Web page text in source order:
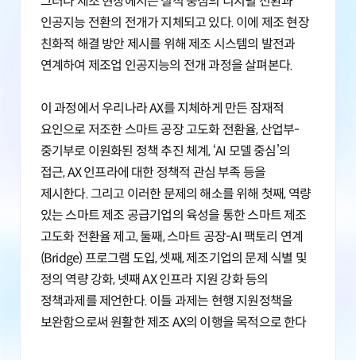
인공지능 전환의 전개가 지체되고 있다. 이에 제조 현장
친화적 해결 방안 제시를 위해 제조 시스템의 발전과
연계하여 제조업 인공지능의 전개 과정을 살펴본다.
이 과정에서 우리나라 AX를 지체하게 만든 잠재적
요인으로 저조한 스마트 공장 고도화 전환율, 산업부-
중기부로 이원화된 정책 추진 체계, ‘AI 모델 중심’의
접근, AX 인프라에 대한 정책적 관심 부족 등을
제시한다. 그리고 이러한 문제의 해소를 위해 첫째, 역량
있는 스마트 제조 공급기업의 육성을 통한 스마트 제조
고도화 전환율 제고, 둘째, 스마트 공장-AI 팩토리 연계
(Bridge) 프로그램 도입, 셋째, 제조기업의 문제 식별 및
정의 역량 강화, 넷째 AX 인프라 지원 강화 등의
정책과제를 제언한다. 이들 과제는 현행 지원정책을
보완함으로써 원활한 제조 AX의 이행을 목적으로 한다